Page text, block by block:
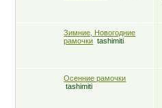
Зимние, Новогодние
рамочки tashimiti
Осенние рамочки
tashimiti